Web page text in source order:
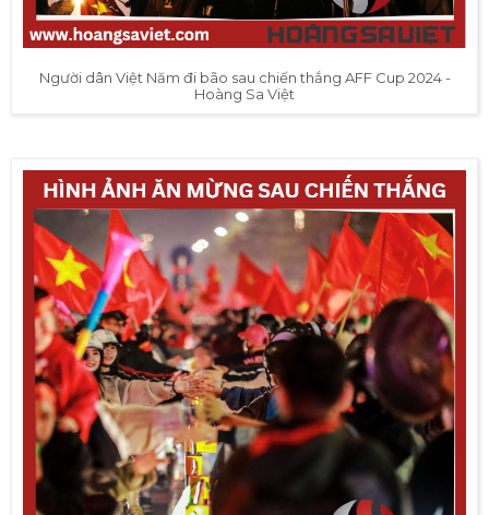
Người dân Việt Năm đi bão sau chiến thắng AFF Cup 2024 -
Hoàng Sa Việt